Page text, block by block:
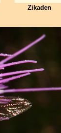
Zikaden